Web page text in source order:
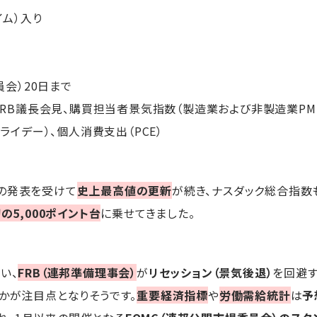
）入り
会）20日まで
議長会見、購買担当者景気指数（製造業および非製造業
デー）、個人消費支出（PCE）
発表を受けて史上最高値の更新が続き、ナスダック総合指
5,000ポイント台に乗せてきました。
、FRB（連邦準備理事会）がリセッション（景気後退） を回避
が注目点となりそうです。重要経済指標や労働需給統計は